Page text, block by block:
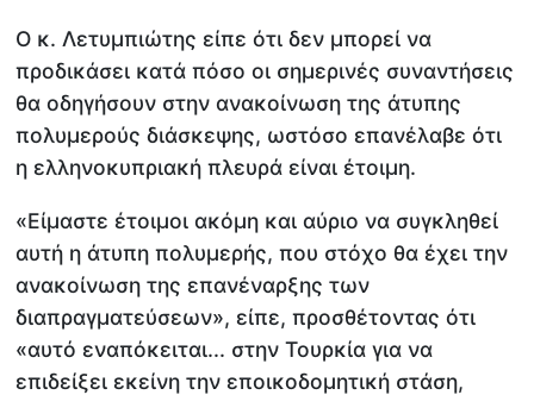
Ο κ. Λετυμπιώτης είπε ότι δεν μπορεί να
προδικάσει κατά πόσο οι σημερινές συναντήσεις
θα οδηγήσουν στην ανακοίνωση της άτυπης
πολυμερούς διάσκεψης, ωστόσο επανέλαβε ότι
η ελληνοκυπριακή πλευρά είναι έτοιμη.
«Είμαστε έτοιμοι ακόμη και αύριο να συγκληθεί
αυτή η άτυπη πολυμερής, που στόχο θα έχει την
ανακοίνωση της επανέναρξης των
διαπραγματεύσεων», είπε, προσθέτοντας ότι
«αυτό εναπόκειται... στην Τουρκία για να
επιδείξει εκείνη την εποικοδομητική στάση,